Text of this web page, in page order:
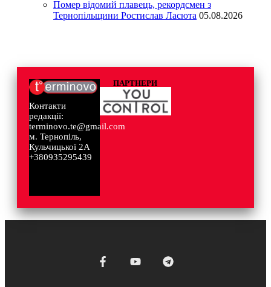
Помер відомий плавець, рекордсмен з
Тернопільщини Ростислав Ласюта 05.08.2026
Контакти
редакції:
terminovo.te@gmail.com
м. Тернопіль,
Кульчицької 2А
+380935295439
ПАРТНЕРИ